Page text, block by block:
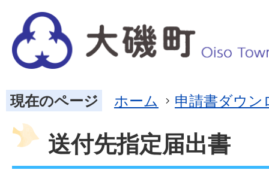
現在のページ ホーム 申請書ダウン
送付先指定届出書